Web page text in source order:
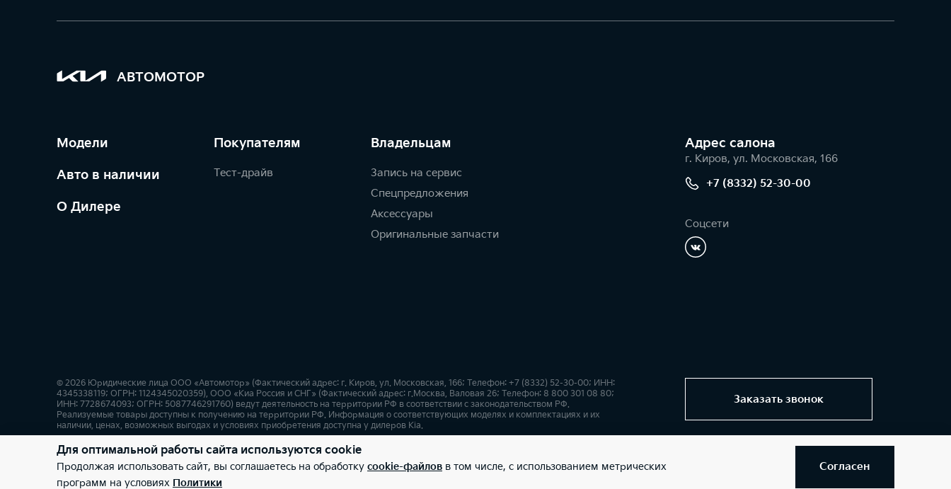
АВТОМОТОР
Модели
Авто в наличии
О Дилере
Покупателям
Тест-драйв
Владельцам
Запись на сервис
Спецпредложения
Аксессуары
Оригинальные запчасти
Адрес салонa
г. Киров, ул. Московская, 166
+7 (8332) 52-30-00
Соцсети
Заказать звонок
© 2026 Юридические лица ООО «Автомотор» (Фактический адрес: г. Киров, ул. Московская, 166; Телефон: +7 (8332) 52-30-00; ИНН:
4345338119; ОГРН: 1124345020359), ООО «Киа Россия и СНГ» (Фактический адрес: г.Москва, Валовая 26; Телефон: 8 800 301 08 80;
ИНН: 7728674093; ОГРН: 5087746291760) ведут деятельность на территории РФ в соответствии с законодательством РФ.
Реализуемые товары доступны к получению на территории РФ. Информация о соответствующих моделях и комплектациях и их
наличии, ценах, возможных выгодах и условиях приобретения доступна у дилеров Kia.
Правовая информация Обработка персональных данных Карта сайта
Для оптимальной работы сайта используются cookie
Продолжая использовать сайт, вы соглашаетесь на обработку cookie-файлов в том числе, с использованием метрических
программ на условиях Политики
Согласен